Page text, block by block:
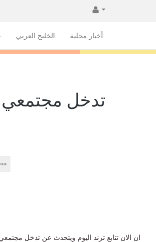
أخبار محلية الخليج العربي
تدخل مجتمعي
ان الان تتابع ترند اليوم ويتحدث عن تدخل